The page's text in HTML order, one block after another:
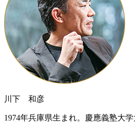
川下 和彦
1974年兵庫県生まれ。慶應義塾大